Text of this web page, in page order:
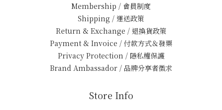
Membership / 會員制度
Shipping / 運送政策
Return & Exchange / 退換貨政策
Payment & Invoice / 付款方式＆發票
Privacy Protection / 隱私權保護
Brand Ambassador / 品牌分享者徵求
Store Info